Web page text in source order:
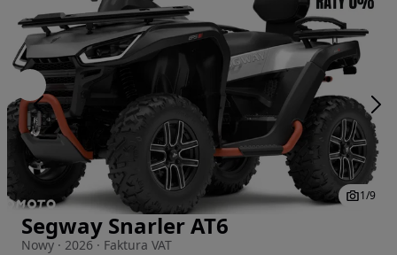
Zdjęcie 1 z 9
1/9
Segway Snarler AT6
Nowy · 2026 · Faktura VAT